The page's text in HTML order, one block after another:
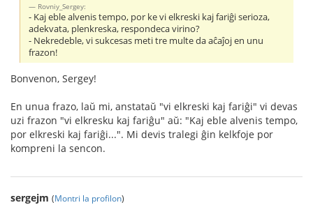
Rovniy_Sergey:
- Kaj eble alvenis tempo, por ke vi elkreski kaj fariĝi serioza,
adekvata, plenkreska, respondeca virino?
- Nekredeble, vi sukcesas meti tre multe da aĉaĵoj en unu
frazon!
Bonvenon, Sergey!
En unua frazo, laŭ mi, anstataŭ "vi elkreski kaj fariĝi" vi devas
uzi frazon "vi elkresku kaj fariĝu" aŭ: "Kaj eble alvenis tempo,
por elkreski kaj fariĝi...". Mi devis tralegi ĝin kelkfoje por
kompreni la sencon.
sergejm (Montri la profilon)